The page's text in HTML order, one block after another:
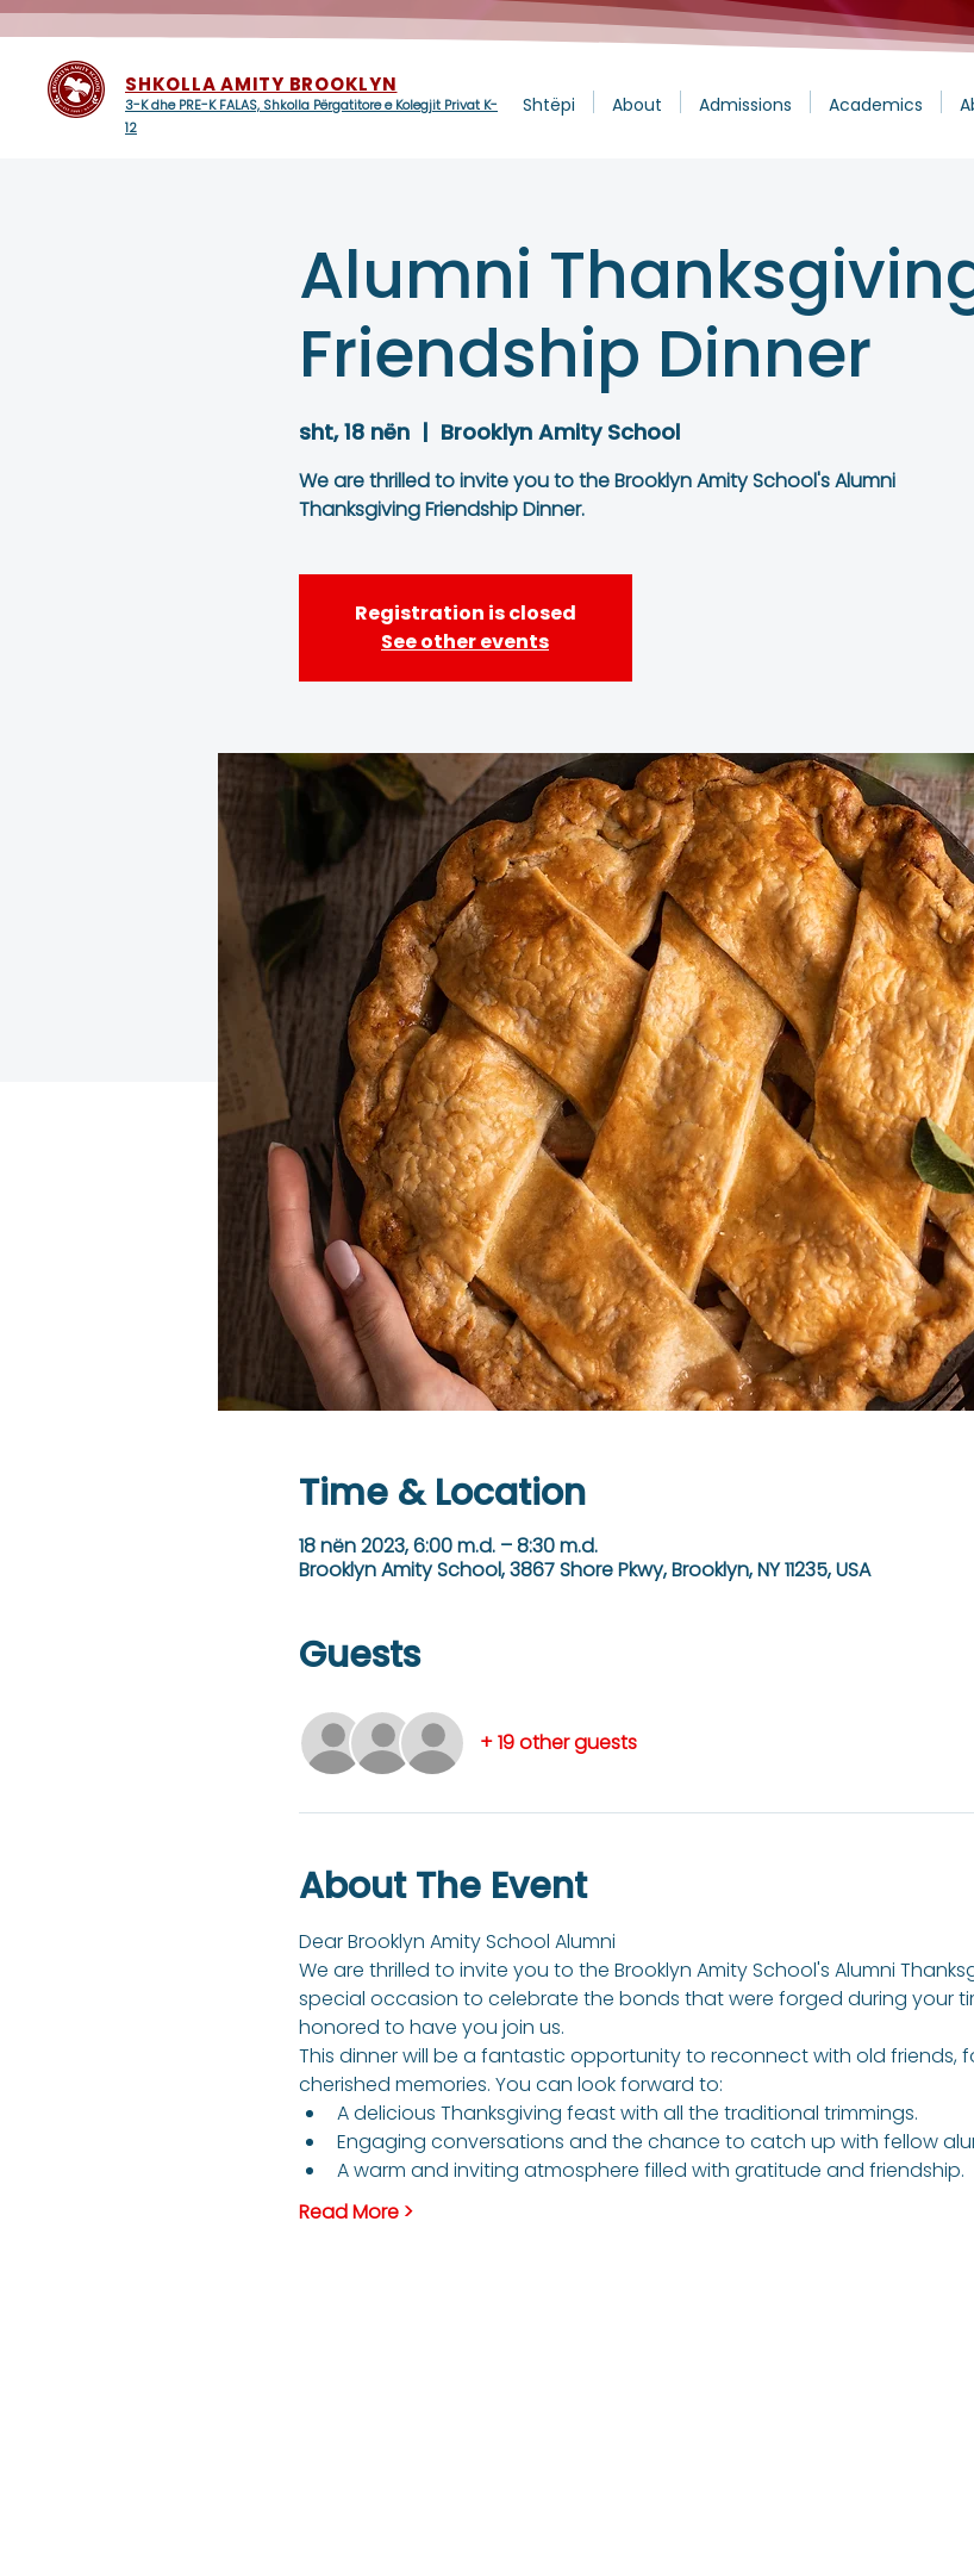
SHKOLLA AMITY BROOKLYN
3-K dhe PRE-K FALAS, Shkolla Përgatitore e Kolegjit Privat K-
12
Shtëpi About Admissions Academics
Alumni
Friendship Dinner
sht, 18 nën
  |
Brooklyn Amity School
We are thrilled to invite you to the Brooklyn Amity School's Alumni
Thanksgiving Friendship Dinner.
Registration is closed
See other events
Time & Location
18 nën 2023, 6:00 m.d. – 8:30 m.d.
Brooklyn Amity School, 3867 Shore Pkwy, Brooklyn, NY 11235, USA
Guests
+ 19 other guests
About The Event
Dear Brooklyn Amity School Alumni
We are thrilled to invite you to the Brooklyn Amity School's Alumni
special occasion to celebrate the bonds that were forged during your
honored to have you join us.
This dinner will be a fantastic opportunity to reconnect with old friends,
cherished memories. You can look forward to:
A delicious Thanksgiving feast with all the traditional trimmings.
Engaging conversations and the chance to catch up with fellow
A warm and inviting atmosphere filled with gratitude and friendship.
Read More >